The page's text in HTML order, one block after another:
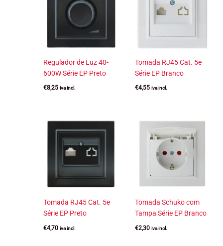
Regulador de Luz 40-
600W Série EP Preto
€8,25 iva incl.
Tomada RJ45 Cat. 5e
Série EP Branco
€4,55 iva incl.
Tomada RJ45 Cat. 5e
Série EP Preto
€4,70 iva incl.
Tomada Schuko com
Tampa Série EP Branco
€2,30 iva incl.